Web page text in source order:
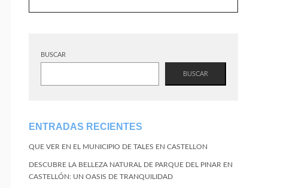
BUSCAR
BUSCAR
ENTRADAS RECIENTES
QUE VER EN EL MUNICIPIO DE TALES EN CASTELLON
DESCUBRE LA BELLEZA NATURAL DE PARQUE DEL PINAR EN
CASTELLÓN: UN OASIS DE TRANQUILIDAD